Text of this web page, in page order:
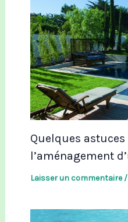
Quelques
l’aménagement
Laisser un commentaire/